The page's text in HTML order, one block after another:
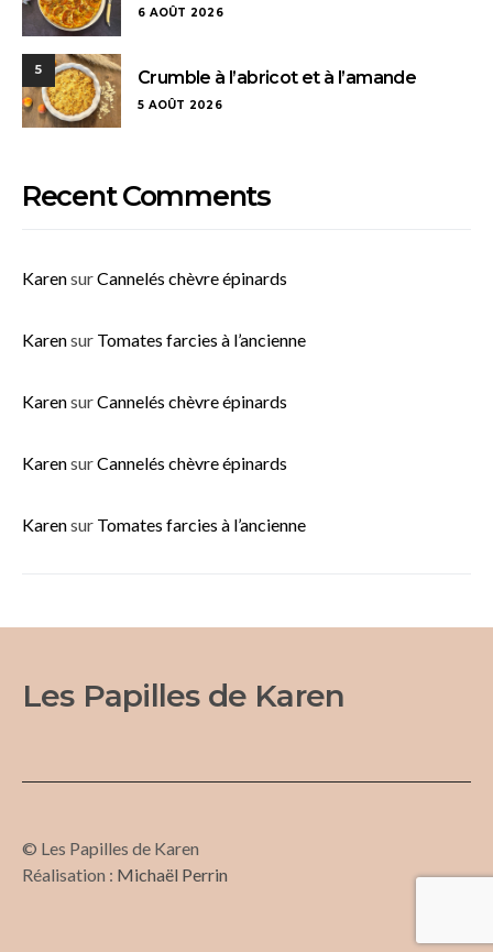
6 AOÛT 2026
5 Crumble à l’abricot et à l’amande
5 AOÛT 2026
Recent Comments
KarensurCannelés chèvre épinards
Karensur Tomates farcies à l’ancienne
KarensurCannelés chèvre épinards
KarensurCannelés chèvre épinards
Karensur Tomates farcies à l’ancienne
Les Papilles de Karen
© Les Papilles de Karen
Réalisation : Michaël Perrin